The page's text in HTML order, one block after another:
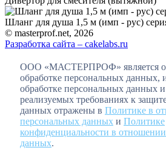
Шланг для душа 1,5 м (имп - рус)
© masterprof.net, 2026
Разработка сайта – cakelabs.ru
ООО «МАСТЕРПРОФ» является
обработке персональных данных,
обработке персональных данных
реализуемых требованиях к
данных отражены в Политике в
персональных данных и Политике
конфиденциальности в отношении
данных.